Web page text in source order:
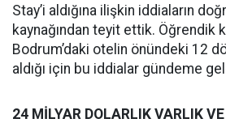
Stay’i aldığına ilişkin iddiaların
kaynağından teyit ettik. Öğrendik
Bodrum’daki otelin önündeki 12
aldığı için bu iddialar gündeme
24 MİLYAR DOLARLIK VARLIK